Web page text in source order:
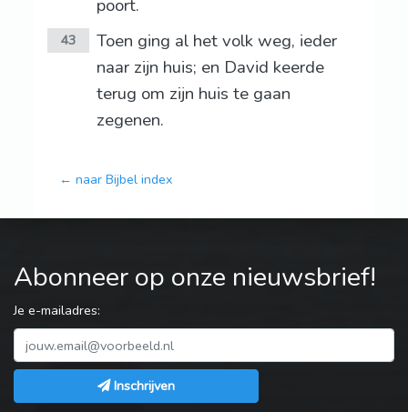
poort.
43
Toen ging al het volk weg, ieder
naar zijn huis; en David keerde
terug om zijn huis te gaan
zegenen.
← naar Bijbel index
Abonneer op onze nieuwsbrief!
Je e-mailadres:
Inschrijven